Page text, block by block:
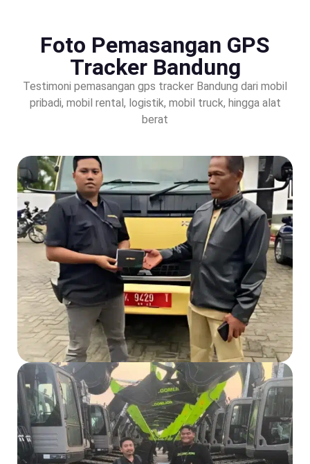
Foto Pemasangan GPS
Tracker Bandung
Testimoni pemasangan gps tracker Bandung dari mobil
pribadi, mobil rental, logistik, mobil truck, hingga alat
berat